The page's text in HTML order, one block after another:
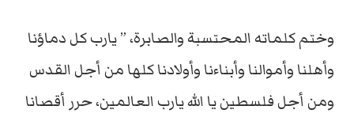
وختم كلماته المحتسبة والصابرة، ” يارب كل دماؤنا
وأهلنا وأموالنا وأبناءنا وأولادنا كلها من أجل القدس
ومن أجل فلسطين يا الله يارب العالمين، حرر أقصانا